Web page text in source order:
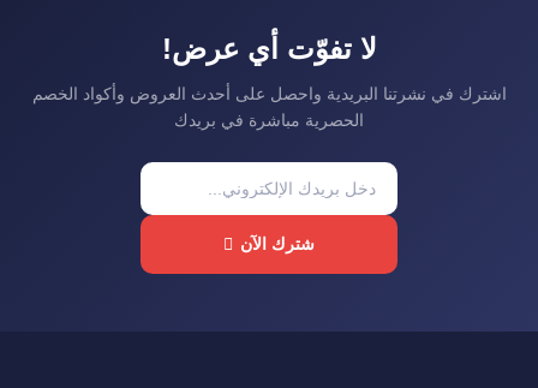
لا تفوّت أي عرض!
في نشرتنا البريدية واحصل على أحدث العروض وأكواد الخصم
الحصرية مباشرة في بريدك
شترك الآن